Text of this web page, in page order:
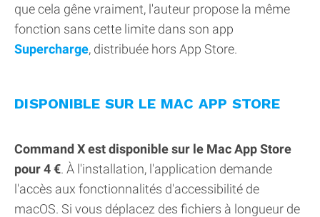
que cela gêne vraiment, l'auteur propose la même
fonction sans cette limite dans son app
Supercharge, distribuée hors App Store.
DISPONIBLE SUR LE MAC APP STORE
Command X est disponible sur le Mac App Store
pour 4 €. À l'installation, l'application demande
l'accès aux fonctionnalités d'accessibilité de
macOS. Si vous déplacez des fichiers à longueur de